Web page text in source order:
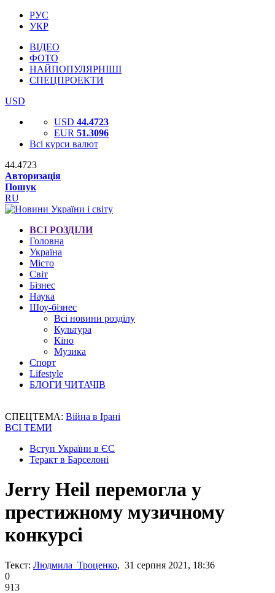
РУС
УКР
ВІДЕО
ФОТО
НАЙПОПУЛЯРНІШІ
СПЕЦПРОЕКТИ
USD
USD 44.4723
EUR 51.3096
Всі курси валют
44.4723
Авторизація
Пошук
RU
ВСІ РОЗДІЛИ
Головна
Україна
Місто
Світ
Бізнес
Наука
Шоу-бізнес
Всі новини розділу
Культура
Кіно
Музика
Спорт
Lifestyle
БЛОГИ ЧИТАЧІВ
СПЕЦТЕМА: Війна в Ірані
ВСІ ТЕМИ
Вступ України в ЄС
Теракт в Барселоні
Jerry Heil перемогла у
престижному музичному
конкурсі
Текст: Людмила Троценко, 31 серпня 2021, 18:36
0
913